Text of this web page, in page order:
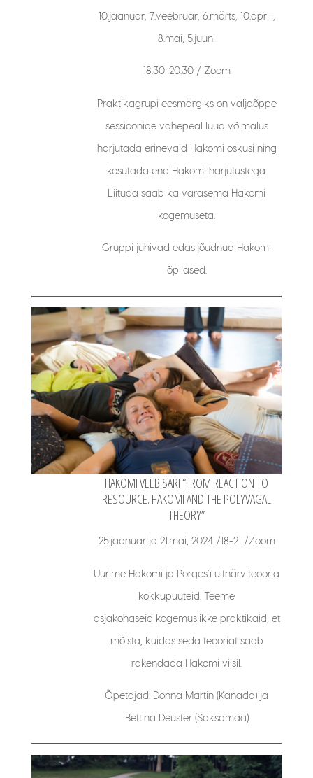
10.jaanuar, 7.veebruar, 6.märts, 10.aprill,
8.mai, 5.juuni
18.30-20.30 / Zoom
Praktikagrupi eesmärgiks on väljaõppe
sessioonide vahepeal luua võimalus
harjutada erinevaid Hakomi oskusi ning
kosutada end Hakomi harjutustega.
Liituda saab ka varasema Hakomi
kogemuseta.
Gruppi juhivad edasijõudnud Hakomi
õpilased.
HAKOMI VEEBISARI “FROM REACTION TO
RESOURCE. HAKOMI AND THE POLYVAGAL
THEORY”
25.jaanuar ja 21.mai, 2024 /18-21 /Zoom
Uurime Hakomi ja Porges’i uitnärviteooria
kokkupuuteid. Teeme
asjakohaseid kogemuslikke praktikaid, et
mõista, kuidas seda teooriat saab
rakendada Hakomi viisil.
Õpetajad: Donna Martin (Kanada) ja
Bettina Deuster (Saksamaa)